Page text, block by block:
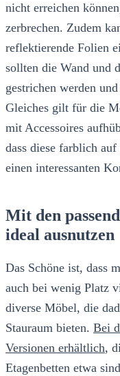
nicht erreichen
zerbrechen. Zudem
reflektierende Folien
sollten die Wand und
gestrichen werden
Gleiches gilt für die
mit Accessoires
dass diese farblich
einen interessanten
Mit den
ideal ausnutzen
Das Schöne ist, dass
auch bei wenig Platz
diverse Möbel, die
Stauraum bieten. Bei
Versionen erhältlich,
Etagenbetten etwa